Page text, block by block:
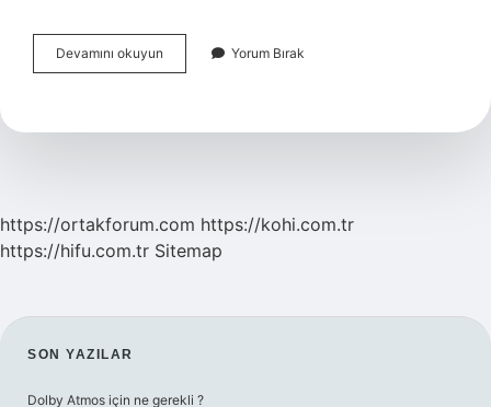
Devamını okuyun
Kürt
Yorum Bırak
https://ortakforum.com https://kohi.com.tr
https://hifu.com.tr Sitemap
SIDEBAR
SON YAZILAR
Dolby Atmos için ne gerekli ?